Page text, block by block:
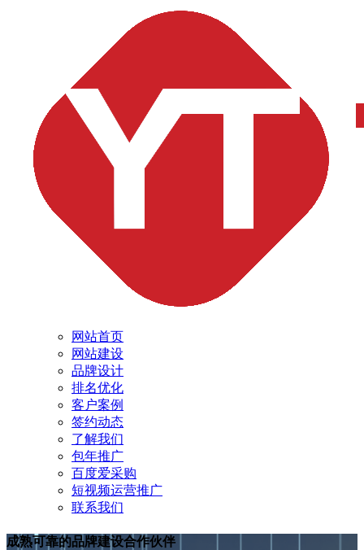
网站首页
网站建设
品牌设计
排名优化
客户案例
签约动态
了解我们
包年推广
百度爱采购
短视频运营推广
联系我们
成熟可靠的品牌建设合作伙伴